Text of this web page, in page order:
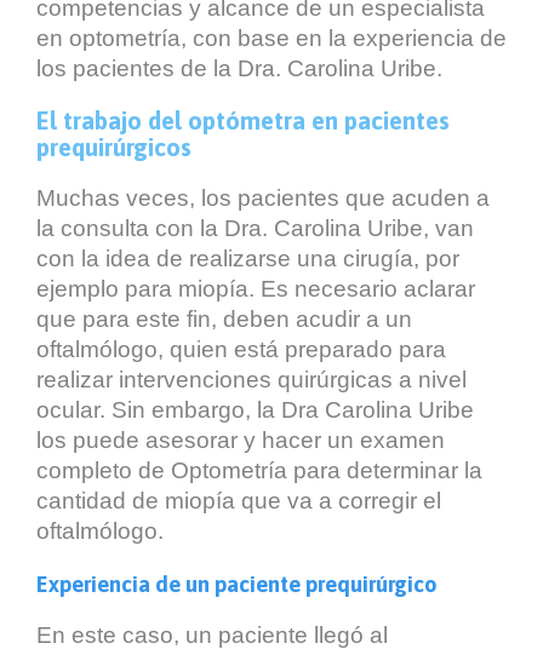
competencias y alcance de un especialista
en optometría, con base en la experiencia de
los pacientes de la Dra. Carolina Uribe.
El trabajo del optómetra en pacientes
prequirúrgicos
Muchas veces, los pacientes que acuden a
la consulta con la Dra. Carolina Uribe, van
con la idea de realizarse una cirugía, por
ejemplo para miopía. Es necesario aclarar
que para este fin, deben acudir a un
oftalmólogo, quien está preparado para
realizar intervenciones quirúrgicas a nivel
ocular. Sin embargo, la Dra Carolina Uribe
los puede asesorar y hacer un examen
completo de Optometría para determinar la
cantidad de miopía que va a corregir el
oftalmólogo.
Experiencia de un paciente prequirúrgico
En este caso, un paciente llegó al